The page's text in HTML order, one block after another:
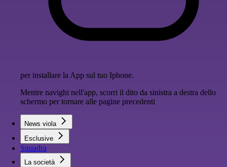
per installare la App sul tuo Iphone.
Mentre navighi nell'app, scorri il dito da sinistra a destra dello
schermo per tornare alle pagine precedenti
News viola
Esclusive
Squadra
La società